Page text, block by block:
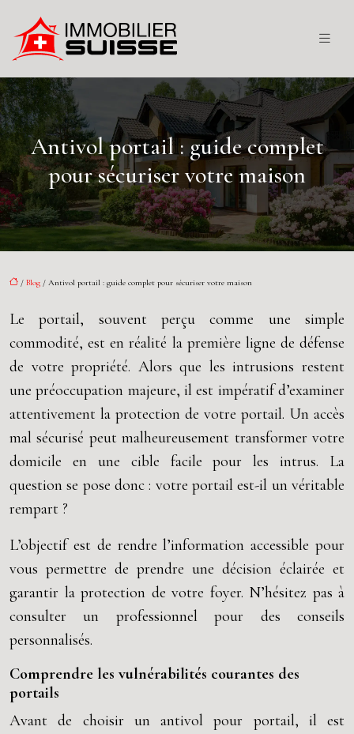
Antivol portail : guide complet
pour sécuriser votre maison
/ Blog / Antivol portail : guide complet pour sécuriser votre maison
Le portail, souvent perçu comme une simple
commodité, est en réalité la première ligne de défense
de votre propriété. Alors que les intrusions restent
une préoccupation majeure, il est impératif d’examiner
attentivement la protection de votre portail. Un accès
mal sécurisé peut malheureusement transformer votre
domicile en une cible facile pour les intrus. La
question se pose donc : votre portail est-il un véritable
rempart ?
L’objectif est de rendre l’information accessible pour
vous permettre de prendre une décision éclairée et
garantir la protection de votre foyer. N’hésitez pas à
consulter un professionnel pour des conseils
personnalisés.
Comprendre les vulnérabilités courantes des
portails
Avant de choisir un antivol pour portail, il est